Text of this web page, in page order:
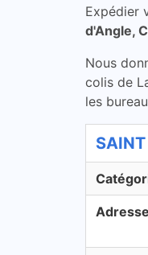
Expédier
d'Angle,
Nous
colis de
les
Adresse